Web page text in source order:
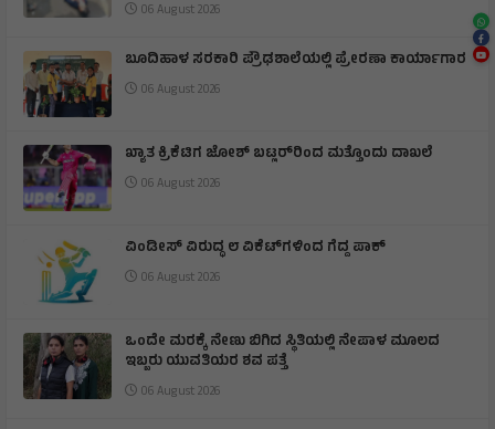
06 August 2026
ಬೂದಿಹಾಳ ಸರಕಾರಿ ಪ್ರೌಢಶಾಲೆಯಲ್ಲಿ ಪ್ರೇರಣಾ ಕಾರ್ಯಾಗಾರ
06 August 2026
ಖ್ಯಾತ ಕ್ರಿಕೆಟಿಗ ಜೋಶ್ ಬಟ್ಲರ್‌ರಿಂದ ಮತ್ತೊಂದು ದಾಖಲೆ
06 August 2026
ವಿಂಡೀಸ್ ವಿರುದ್ಧ ೮ ವಿಕೆಟ್‌ಗಳಿಂದ ಗೆದ್ದ ಪಾಕ್
06 August 2026
ಒಂದೇ ಮರಕ್ಕೆ ನೇಣು ಬಿಗಿದ ಸ್ಥಿತಿಯಲ್ಲಿ ನೇಪಾಳ ಮೂಲದ
ಇಬ್ಬರು ಯುವತಿಯರ ಶವ ಪತ್ತೆ
06 August 2026